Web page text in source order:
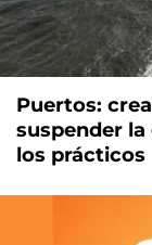
Puertos:
suspender
los prácticos